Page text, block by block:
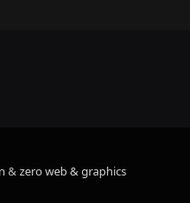
& zero web & graphics